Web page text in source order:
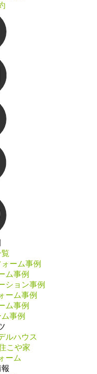
ーム事例
ム事例
ション事例
ーム事例
ム事例
事例
ルハウス
こや家
ーム